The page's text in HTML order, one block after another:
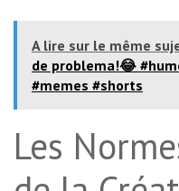
A lire sur le même
de problema!😂
#memes #shorts
Les